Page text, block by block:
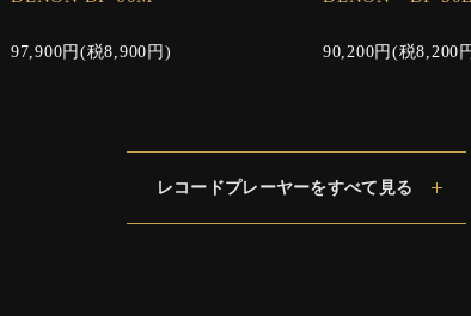
97,900円(税8,900円) 90,200円(税8,200
レコードプレーヤーをすべて見る